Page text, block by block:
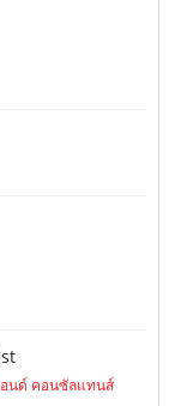
นด์ คอนซัลแทนส์